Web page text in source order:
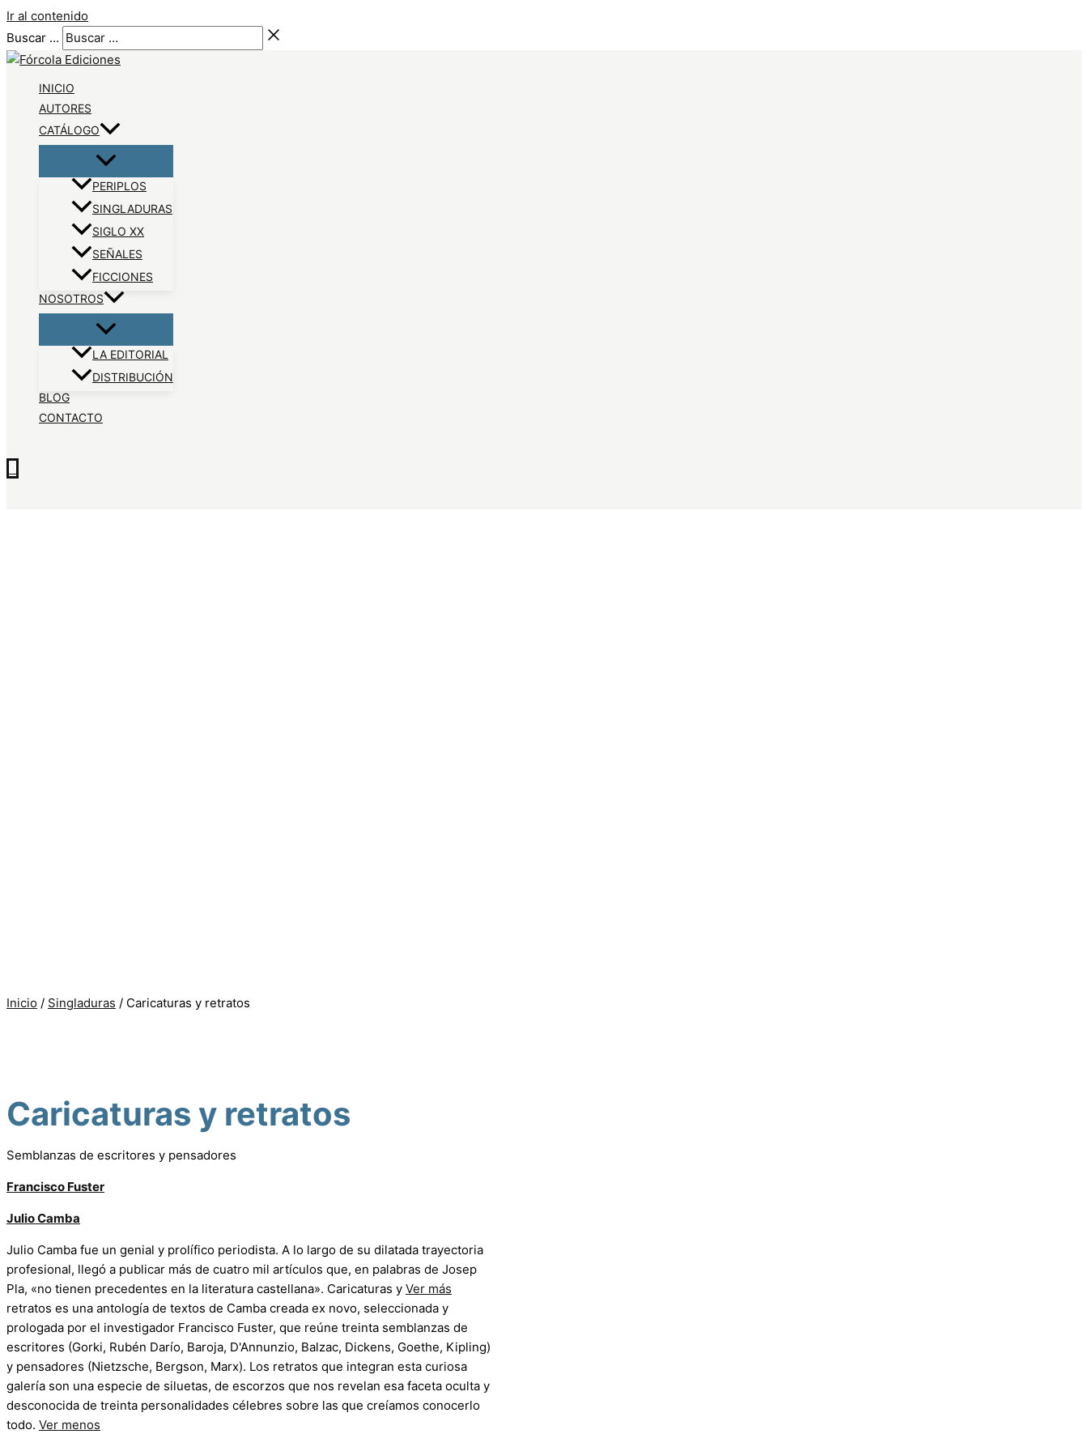
Ir al contenido
Buscar …
INICIO
AUTORES
CATÁLOGO
PERIPLOS
SINGLADURAS
SIGLO XX
SEÑALES
FICCIONES
NOSOTROS
LA EDITORIAL
DISTRIBUCIÓN
BLOG
CONTACTO
Inicio / Singladuras / Caricaturas y retratos
Caricaturas y retratos
Semblanzas de escritores y pensadores
Francisco Fuster
Julio Camba
Julio Camba fue un genial y prolífico periodista. A lo largo de su dilatada trayectoria
profesional, llegó a publicar más de cuatro mil artículos que, en palabras de Josep
Pla, «no tienen precedentes en la literatura castellana». Caricaturas y Ver más
retratos es una antología de textos de Camba creada ex novo, seleccionada y
prologada por el investigador Francisco Fuster, que reúne treinta semblanzas de
escritores (Gorki, Rubén Darío, Baroja, D'Annunzio, Balzac, Dickens, Goethe, Kipling)
y pensadores (Nietzsche, Bergson, Marx). Los retratos que integran esta curiosa
galería son una especie de siluetas, de escorzos que nos revelan esa faceta oculta y
desconocida de treinta personalidades célebres sobre las que creíamos conocerlo
todo. Ver menos